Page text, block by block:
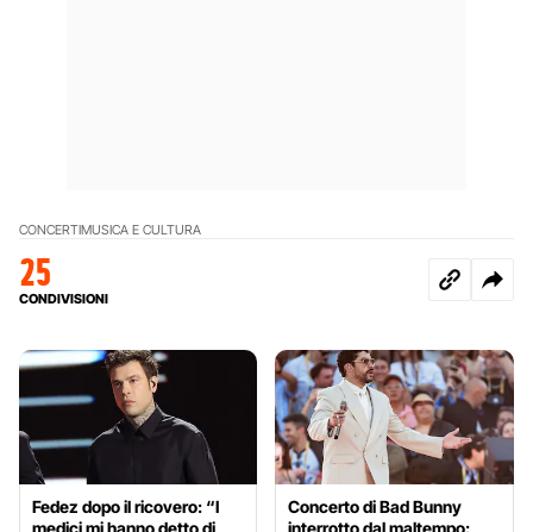
CONCERTIMUSICA E CULTURA
25
CONDIVISIONI
Fedez dopo il ricovero: “I
medici mi hanno detto di
Concerto di Bad Bunny
interrotto dal maltempo: